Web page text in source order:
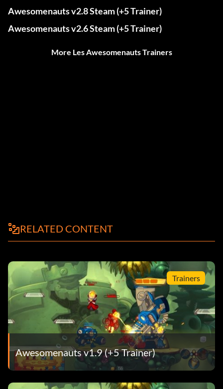
Awesomenauts v2.8 Steam (+5 Trainer)
Awesomenauts v2.6 Steam (+5 Trainer)
More Les Awesomenauts Trainers
RELATED CONTENT
Trainers
Awesomenauts v1.9 (+5 Trainer)